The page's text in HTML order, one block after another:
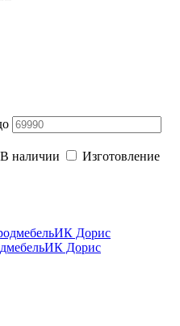
В наличии
Изготовление
Дорис